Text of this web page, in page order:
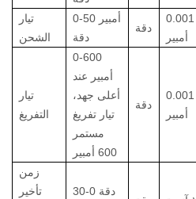
تيار
الشحن
0-50 أمبير
دقة
دقة
0.001
أمبير
تيار
التفريغ
0-600
أمبير عند
أعلى جهد،
تيار تفريغ
مستمر
600 أمبير
دقة
0.001
أمبير
زمن
تأخير
دقة 0-30